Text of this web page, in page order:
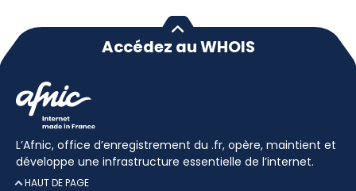
Accédez au WHOIS
L’Afnic, office d’enregistrement du .fr, opère, maintient et
développe une infrastructure essentielle de l’internet.
HAUT DE PAGE